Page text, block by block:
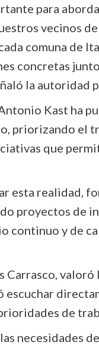
para
vecinos
comuna de
concretas
la autoridad
Kast ha
priorizando el
que
esta realidad,
proyectos de
continuo y de
Carrasco,
de
necesidades